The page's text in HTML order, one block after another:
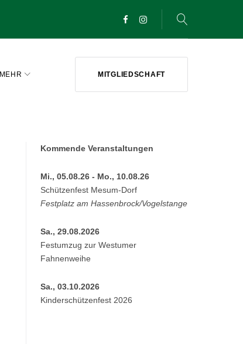
Facebook
Instagram
MEHR MITGLIEDSCHAFT
Kommende Veranstaltungen
Mi., 05.08.26 - Mo., 10.08.26
Schützenfest Mesum-Dorf
Festplatz am Hassenbrock/Vogelstange
Sa., 29.08.2026
Festumzug zur Westumer
Fahnenweihe
Sa., 03.10.2026
Kinderschützenfest 2026